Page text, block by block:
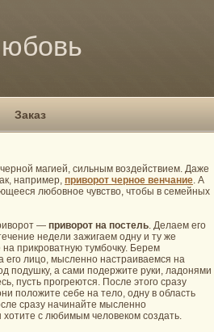
Заказ
магией, сильным воздействием. Даже
например, приворот черное венчание. А
любовное чувство, чтобы в семейных
— приворот на постель. Делаем его
недели зажигаем одну и ту же
прикроватную тумбочку. Берем
лицо, мысленно настраиваемся на
подушку, а сами подержите руки, ладонями
пусть прогреются. После этого сразу
положите себе на тело, одну в область
сразу начинайте мысленно
с любимым человеком создать.